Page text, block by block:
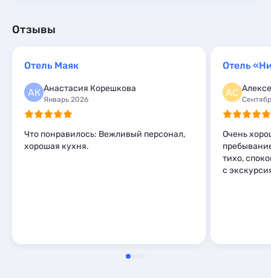
Отзывы
Отель Маяк
АК Анастасия Корешкова
Январь 2026
Что понравилось: Вежливый персонал,
хорошая кухня.
Отель
АС
Очень
тихо,
с